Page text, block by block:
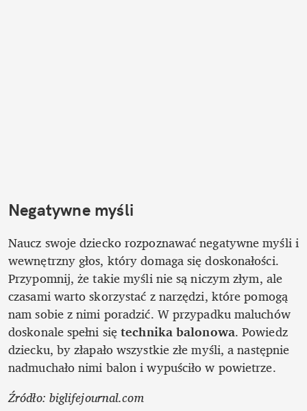
Negatywne myśli
Naucz swoje dziecko rozpoznawać negatywne myśli i
wewnętrzny głos, który domaga się doskonałości.
Przypomnij, że takie myśli nie są niczym złym, ale
czasami warto skorzystać z narzędzi, które pomogą
nam sobie z nimi poradzić. W przypadku maluchów
doskonale spełni się technika balonowa. Powiedz
dziecku, by złapało wszystkie złe myśli, a następnie
nadmuchało nimi balon i wypuściło w powietrze.
Źródło: biglifejournal.com